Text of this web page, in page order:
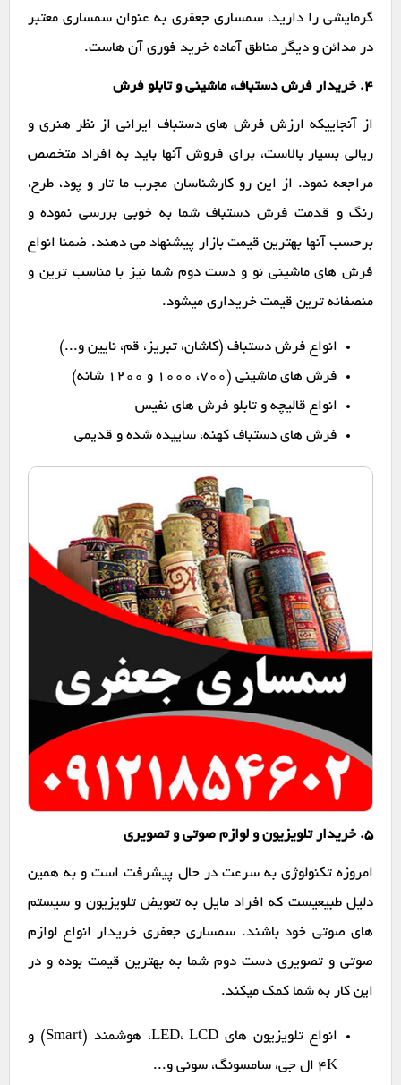
گرمایشی را دارید، سمساری جعفری به عنوان سمساری معتبر
در مدائن و دیگر مناطق آماده خرید فوری آن هاست.
۴. خریدار فرش دستباف، ماشینی و تابلو فرش
از آنجاییکه ارزش فرش های دستباف ایرانی از نظر هنری و
ریالی بسیار بالاست، برای فروش آنها باید به افراد متخصص
مراجعه نمود. از این رو کارشناسان مجرب ما تار و پود، طرح،
رنگ و قدمت فرش دستباف شما به خوبی بررسی نموده و
برحسب آنها بهترین قیمت بازار پیشنهاد می دهند. ضمنا انواع
فرش های ماشینی نو و دست دوم شما نیز با مناسب ترین و
منصفانه ترین قیمت خریداری میشود.
انواع فرش دستباف (کاشان، تبریز، قم، نایین و...)
فرش های ماشینی (۷۰۰، ۱۰۰۰ و ۱۲۰۰ شانه)
انواع قالیچه و تابلو فرش های نفیس
فرش های دستباف کهنه، ساییده شده و قدیمی
۵. خریدار تلویزیون و لوازم صوتی و تصویری
امروزه تکنولوژی به سرعت در حال پیشرفت است و به همین
دلیل طبیعیست که افراد مایل به تعویض تلویزیون و سیستم
های صوتی خود باشند. سمساری جعفری خریدار انواع لوازم
صوتی و تصویری دست دوم شما به بهترین قیمت بوده و در
این کار به شما کمک میکند.
انواع تلویزیون های LED، LCD، هوشمند (Smart) و
4K ال جی، سامسونگ، سونی و...